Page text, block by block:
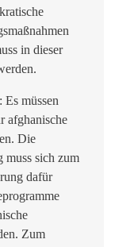
in dieser
: Es müssen
afghanische
Die
muss sich zum
dafür
Zum